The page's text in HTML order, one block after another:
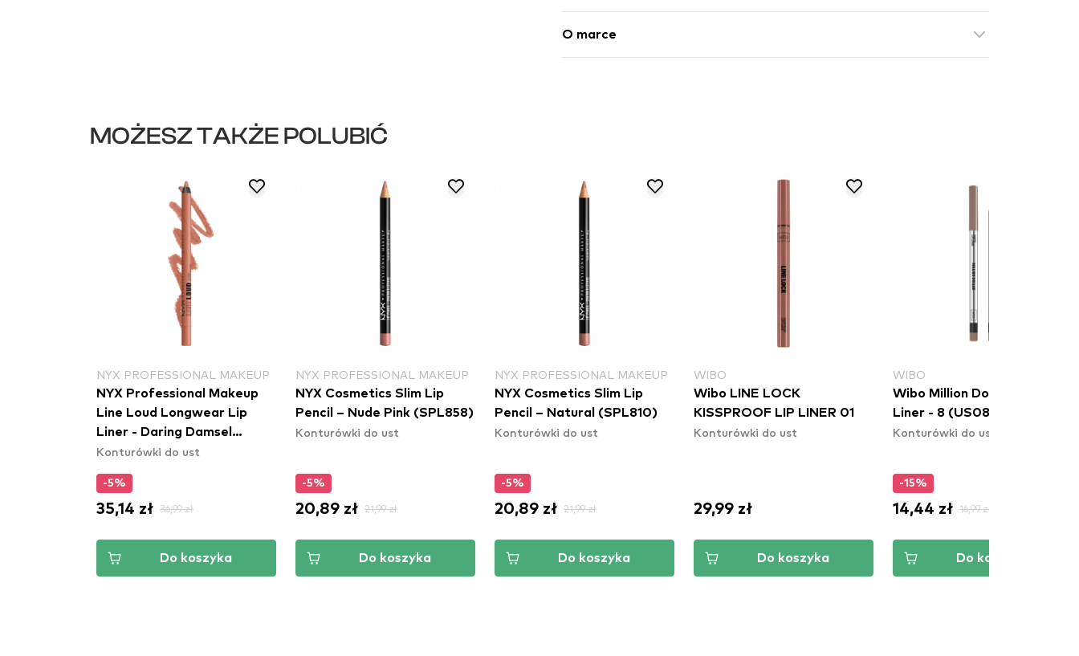
O marce
MOŻESZ TAKŻE POLUBIĆ
NYX PROFESSIONAL MAKEUP
NYX Professional Makeup
Line Loud Longwear Lip
Liner - Daring Damsel
(LLLP02)
Konturówki do ust
-5%
35,14 zł 36,99 zł
Do koszyka
NYX PROFESSIONAL MAKEUP
NYX Cosmetics Slim Lip
Pencil – Nude Pink (SPL858)
Konturówki do ust
-5%
20,89 zł 21,99 zł
Do koszyka
NYX PROFESSIONAL MAKEUP
NYX Cosmetics Slim Lip
Pencil – Natural (SPL810)
Konturówki do ust
-5%
20,89 zł 21,99 zł
Do koszyka
WIBO
Wibo LINE LOCK
KISSPROOF LIP LINER 01
Konturówki do ust
29,99 zł
Do koszyka
WIBO
Wibo Million Dollar Matte
Liner - 8 (US082N8)
Konturówki do ust
-15%
14,44 zł 16,99 zł
Do koszyka